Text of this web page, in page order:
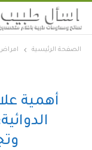
الصفحة الرئيسية
أهمية